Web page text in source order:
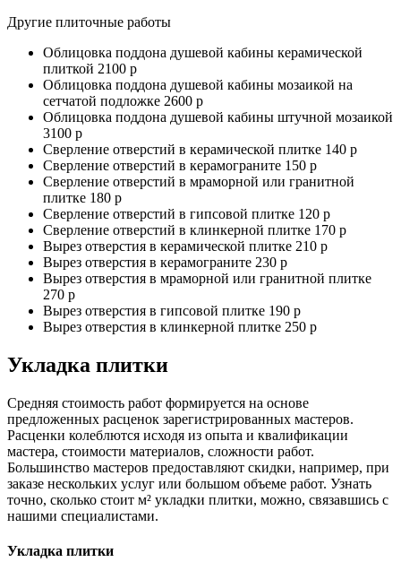
Другие плиточные работы
Облицовка поддона душевой кабины керамической
плиткой 2100 р
Облицовка поддона душевой кабины мозаикой на
сетчатой подложке 2600 р
Облицовка поддона душевой кабины штучной мозаикой
3100 р
Сверление отверстий в керамической плитке 140 р
Сверление отверстий в керамограните 150 р
Сверление отверстий в мраморной или гранитной
плитке 180 р
Сверление отверстий в гипсовой плитке 120 р
Сверление отверстий в клинкерной плитке 170 р
Вырез отверстия в керамической плитке 210 р
Вырез отверстия в керамограните 230 р
Вырез отверстия в мраморной или гранитной плитке
270 р
Вырез отверстия в гипсовой плитке 190 р
Вырез отверстия в клинкерной плитке 250 р
Укладка плитки
Средняя стоимость работ формируется на основе
предложенных расценок зарегистрированных мастеров.
Расценки колеблются исходя из опыта и квалификации
мастера, стоимости материалов, сложности работ.
Большинство мастеров предоставляют скидки, например, при
заказе нескольких услуг или большом объеме работ. Узнать
точно, сколько стоит м² укладки плитки, можно, связавшись с
нашими специалистами.
Укладка плитки